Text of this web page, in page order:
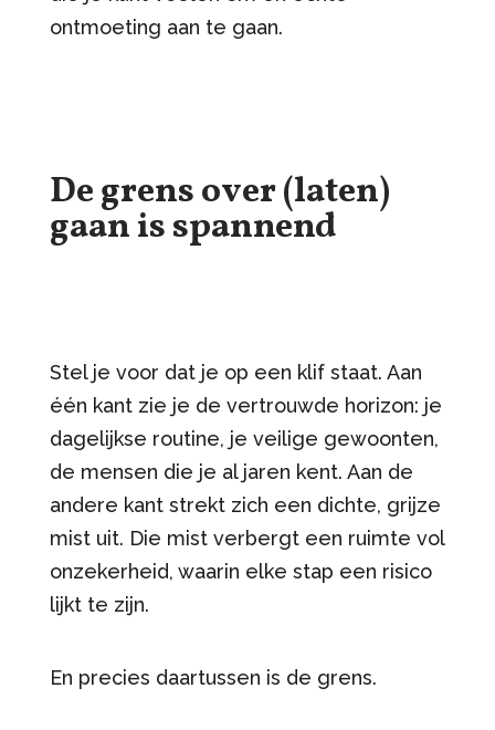
ontmoeting aan te gaan.
De grens over (laten)
gaan is spannend
Stel je voor dat je op een klif staat. Aan
één kant zie je de vertrouwde horizon: je
dagelijkse routine, je veilige gewoonten,
de mensen die je al jaren kent. Aan de
andere kant strekt zich een dichte, grijze
mist uit. Die mist verbergt een ruimte vol
onzekerheid, waarin elke stap een risico
lijkt te zijn.
En precies daartussen is de grens.